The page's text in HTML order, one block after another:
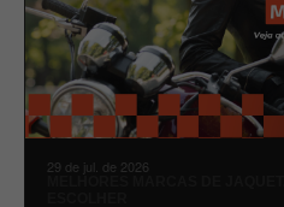
29 de jul. de 2026